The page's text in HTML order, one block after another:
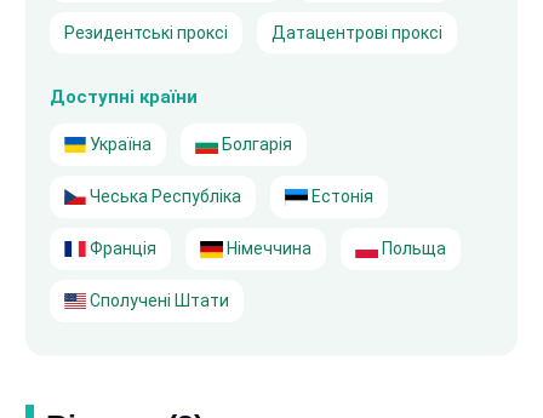
Резидентські проксі Датацентрові проксі
Доступні країни
Україна Болгарія
Чеська Республіка Естонія
Франція Німеччина Польща
Сполучені Штати